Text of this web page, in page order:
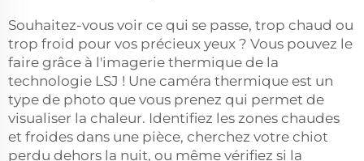
Souhaitez-vous voir ce qui se passe, trop chaud ou
trop froid pour vos précieux yeux ? Vous pouvez le
faire grâce à l'imagerie thermique de la
technologie LSJ ! Une caméra thermique est un
type de photo que vous prenez qui permet de
visualiser la chaleur. Identifiez les zones chaudes
et froides dans une pièce, cherchez votre chiot
perdu dehors la nuit, ou même vérifiez si la